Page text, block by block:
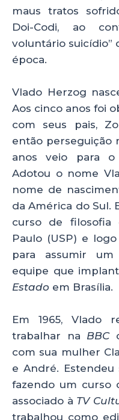
maus tratos
Doi-Codi, ao
voluntário suicídio”
época.
Vlado Herzog
Aos cinco anos foi
com seus pais,
então perseguição
anos veio para
Adotou o nome
nome de
da América do Sul.
curso de filosofia
Paulo (USP) e
para assumir
equipe que
Estado em Brasília.
Em 1965, Vlado
trabalhar na BBC
com sua mulher
e André.
fazendo um curso
associado à TV
trabalhou como